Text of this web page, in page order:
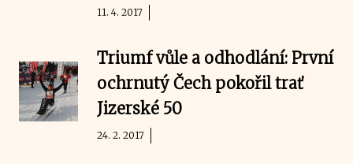
11. 4. 2017
Triumf vůle a odhodlání: První
ochrnutý Čech pokořil trať
Jizerské 50
24. 2. 2017